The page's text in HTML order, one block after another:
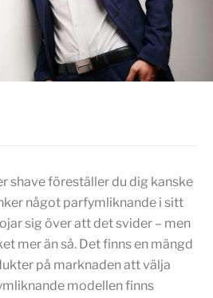
shave föreställer du dig kanske
något parfymliknande i sitt
sig över att det svider – men
mer än så. Det finns en mängd
på marknaden att välja
modellen finns